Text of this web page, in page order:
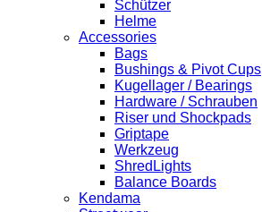
Schützer
Helme
Accessories
Bags
Bushings & Pivot Cups
Kugellager / Bearings
Hardware / Schrauben
Riser und Shockpads
Griptape
Werkzeug
ShredLights
Balance Boards
Kendama